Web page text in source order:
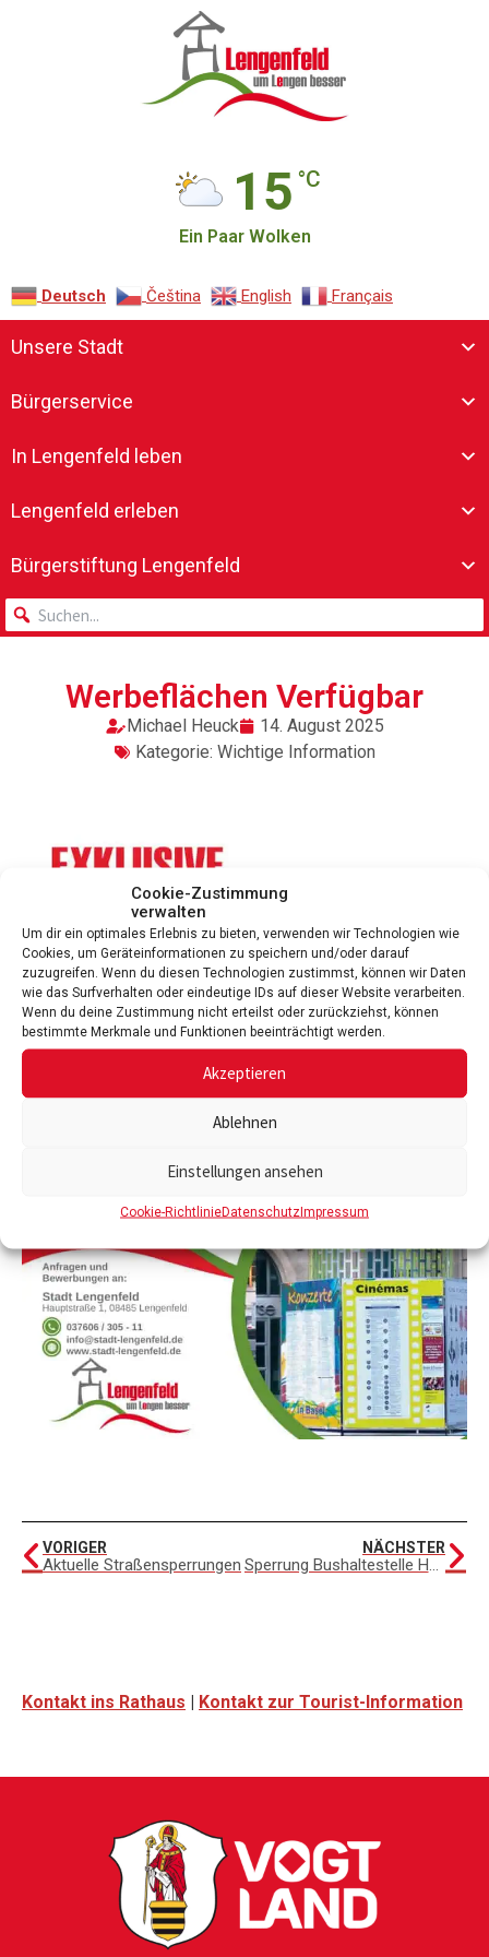
Cookie-Zustimmung
verwalten
Um dir ein optimales Erlebnis zu bieten, verwenden wir Technologien wie
Cookies, um Geräteinformationen zu speichern und/oder darauf
zuzugreifen. Wenn du diesen Technologien zustimmst, können wir Daten
wie das Surfverhalten oder eindeutige IDs auf dieser Website verarbeiten.
Wenn du deine Zustimmung nicht erteilst oder zurückziehst, können
bestimmte Merkmale und Funktionen beeinträchtigt werden.
Akzeptieren
Ablehnen
Einstellungen ansehen
Cookie-RichtlinieDatenschutzImpressum
15 °C
Ein Paar Wolken
Deutsch Čeština‎ English Français
Unsere Stadt
Bürgerservice
In Lengenfeld leben
Lengenfeld erleben
Bürgerstiftung Lengenfeld
Werbeflächen Verfügbar
Michael Heuck
14. August 2025
Kategorie: Wichtige Information
VORIGER
Aktuelle Straßensperrungen
NÄCHSTER
Sperrung Bushaltestelle Hauptstraße 33–35
Kontakt ins Rathaus | Kontakt zur Tourist-Information